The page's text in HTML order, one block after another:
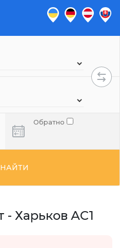
Обратно
НАЙТИ
- Харьков АС1